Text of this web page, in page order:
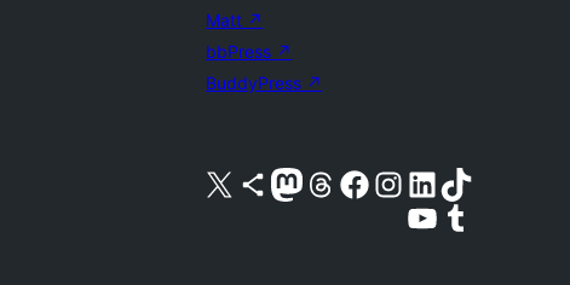
Matt ↗
bbPress ↗
BuddyPress ↗
X (旧 Twitter) アカウントへ Bluesky アカウントへ Mastodon アカウントへ Threads アカウントへ Facebook ページへ Instagram アカウントへ LinkedIn アカウントへTikTok アカウントへ
YouTube チャンネルへ Tumblr アカウントへ